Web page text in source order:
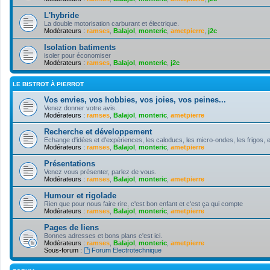
L'hybride
La double motorisation carburant et électrique.
Modérateurs : ramses Balajol monteric ametpierre j2c
Isolation batiments
isoler pour économiser
Modérateurs : ramses Balajol monteric j2c
LE BISTROT À PIERROT
Vos envies, vos hobbies, vos joies, vos peines...
Venez donner votre avis.
Modérateurs : ramses Balajol monteric ametpierre
Recherche et développement
Echange d'idées et d'expériences, les caloducs, les micro-ondes, les frigos,
Modérateurs : ramses Balajol monteric ametpierre
Présentations
Venez vous présenter, parlez de vous.
Modérateurs : ramses Balajol monteric ametpierre
Humour et rigolade
Rien que pour nous faire rire, c'est bon enfant et c'est ça qui compte
Modérateurs : ramses Balajol monteric ametpierre
Pages de liens
Bonnes adresses et bons plans c'est ici.
Modérateurs : ramses Balajol monteric ametpierre
Sous-forum :
Forum Electrotechnique